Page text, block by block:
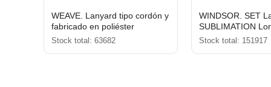
WEAVE. Lanyard tipo cordón y
fabricado en poliéster
Stock total: 63682
WINDSOR. SET
SUBLIMATION
mm) en poliéster
Stock total: 151917